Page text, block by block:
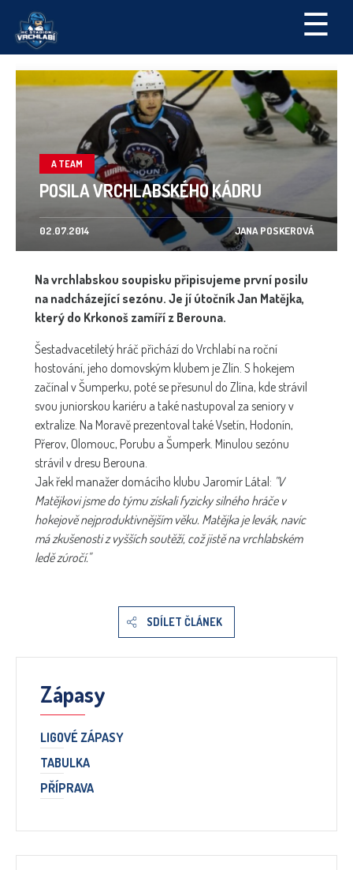
☰
A TEAM
POSILA VRCHLABSKÉHO KÁDRU
02.07.2014 JANA POSKEROVÁ
Na vrchlabskou soupisku připisujeme první posilu
na nadcházející sezónu. Je jí útočník Jan Matějka,
který do Krkonoš zamíří z Berouna.
Šestadvacetiletý hráč přichází do Vrchlabí na roční
hostování, jeho domovským klubem je Zlín. S hokejem
začínal v Šumperku, poté se přesunul do Zlína, kde strávil
svou juniorskou kariéru a také nastupoval za seniory v
extralize. Na Moravě prezentoval také Vsetín, Hodonín,
Přerov, Olomouc, Porubu a Šumperk. Minulou sezónu
strávil v dresu Berouna.
Jak řekl manažer domácího klubu Jaromír Látal: "V
Matějkovi jsme do týmu získali fyzicky silného hráče v
hokejově nejproduktivnějším věku. Matějka je levák, navíc
má zkušenosti z vyšších soutěží, což jistě na vrchlabském
ledě zúročí."
SDÍLET ČLÁNEK
Zápasy
LIGOVÉ ZÁPASY
TABULKA
PŘÍPRAVA